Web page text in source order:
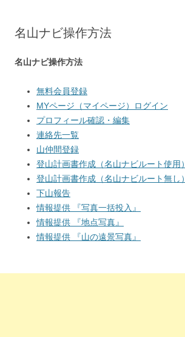
名山ナビ操作方法
名山ナビ操作方法
無料会員登録
MYページ（マイページ）ログイン
プロフィール確認・編集
連絡先一覧
山仲間登録
登山計画書作成（名山ナビルート使用）
登山計画書作成（名山ナビルート無し）
下山報告
情報提供 『写真一括投入』
情報提供 『地点写真』
情報提供 『山の遠景写真』